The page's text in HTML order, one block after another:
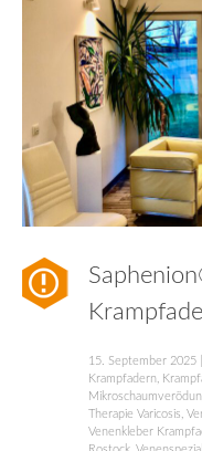
15. September 2025
Krampfadern,
Therapie Varicosis,
Venenkleber